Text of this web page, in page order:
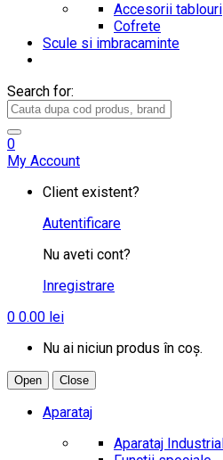
Accesorii tablouri
Cofrete
Scule si imbracaminte
Search for:
0
My Account
Client existent?
Autentificare
Nu aveti cont?
Inregistrare
0 0.00 lei
Nu ai niciun produs în coș.
Open Close
Aparataj
Aparataj Industrial